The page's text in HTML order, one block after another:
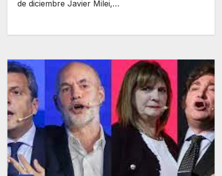
de diciembre Javier Milei,…